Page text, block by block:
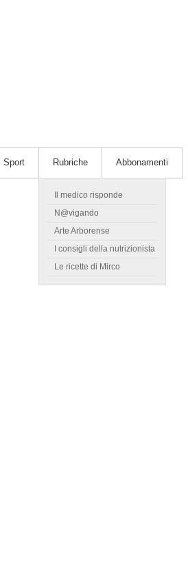
Sport Rubriche
Il medico risponde
N@vigando
Arte Arborense
I consigli della nutrizionista
Le ricette di Mirco
Abbonamenti